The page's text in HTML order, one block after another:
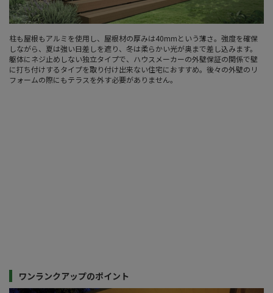
柱も屋根もアルミを使用し、屋根材の厚みは40mmという薄さ。強度を確保
しながら、夏は強い日差しを遮り、冬は柔らかい光が奥まで差し込みます。
躯体にネジ止めしない独立タイプで、ハウスメーカーの外壁保証の関係で壁
に打ち付けするタイプを取り付け出来ない住宅におすすめ。後々の外壁のリ
フォームの際にもテラスを外す必要がありません。
ワンランクアップのポイント